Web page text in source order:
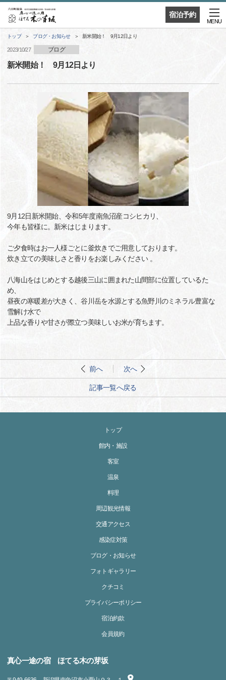
宿泊予約
MENU
トップ ブログ・お知らせ 新米開始！ 9月12日より
2023/10/27 ブログ
新米開始！ 9月12日より
9月12日新米開始、令和5年度南魚沼産コシヒカリ、
今年も皆様に。新米はじまります。
ご夕食時はお一人様ごとに釜炊きでご用意しております。
炊き立ての美味しさと香りをお楽しみください 。
八海山をはじめとする越後三山に囲まれた山間部に位置しているた
め、
昼夜の寒暖差が大きく、谷川岳を水源とする魚野川のミネラル豊富な
雪解け水で
上品な香りや甘さが際立つ美味しいお米が育ちます。
前へ 次へ
記事一覧へ戻る
トップ
館内・施設
客室
温泉
料理
周辺観光情報
交通アクセス
感染症対策
ブログ・お知らせ
フォトギャラリー
クチコミ
プライバシーポリシー
宿泊約款
会員規約
真心一途の宿 ほてる木の芽坂